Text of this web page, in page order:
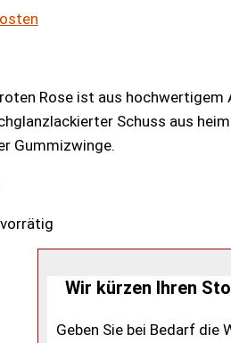
Rose ist aus
Schuss aus
Gummizwinge.
Wir kürzen Ihren
Geben Sie bei Bedarf die